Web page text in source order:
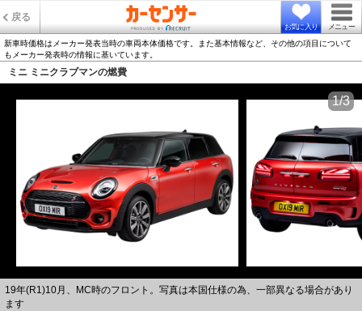
戻る
お気に入り メニュー
新車時価格はメーカー発表当時の車両本体価格です。また基本情報など、その他の項目について
もメーカー発表時の情報に基いています。
ミニ ミニクラブマンの燃費
19年(R1)10月、MC時のフロント。写真は本国仕様の為、一部異なる場合があり
ます
1/3